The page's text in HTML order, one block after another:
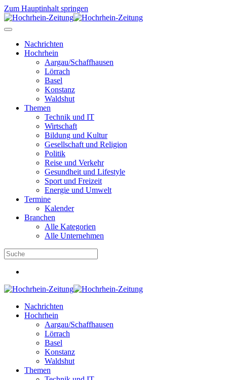
Zum Hauptinhalt springen
Nachrichten
Hochrhein
Aargau/Schaffhausen
Lörrach
Basel
Konstanz
Waldshut
Themen
Technik und IT
Wirtschaft
Bildung und Kultur
Gesellschaft und Religion
Politik
Reise und Verkehr
Gesundheit und Lifestyle
Sport und Freizeit
Energie und Umwelt
Termine
Kalender
Branchen
Alle Kategorien
Alle Unternehmen
Nachrichten
Hochrhein
Aargau/Schaffhausen
Lörrach
Basel
Konstanz
Waldshut
Themen